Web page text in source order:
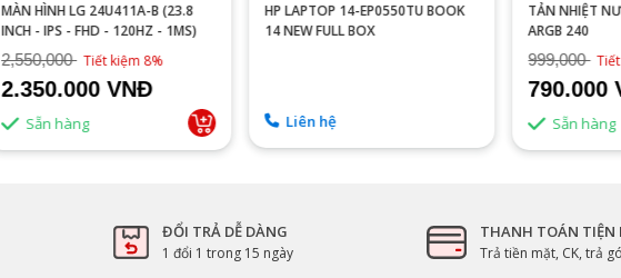
MÀN HÌNH LG 24U411A-B (23.8
INCH - IPS - FHD - 120HZ - 1MS)
2,550,000 Tiết kiệm 8%
2.350.000 VNĐ
Sẵn hàng
HP LAPTOP 14-EP0550TU BOOK
14 NEW FULL BOX
Liên hệ
TẢN NHIỆT
ARGB 240
999,000
790.000
Sẵn hàng
ĐỔI TRẢ DỄ DÀNG
1 đổi 1 trong 15 ngày
THANH TOÁN TIỆN
Trả tiền mặt, CK, trả